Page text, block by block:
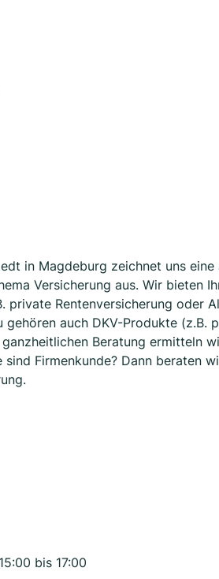
in Magdeburg zeichnet uns
Versicherung aus. Wir bieten
private Rentenversicherung oder
gehören auch DKV-Produkte (z.B.
Beratung ermitteln
Firmenkunde? Dann beraten
bis 17:00